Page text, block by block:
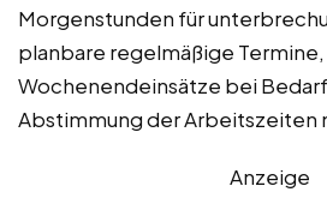
Morgenstunden für
planbare regelmäßige
Wochenendeinsätze bei
Abstimmung der Arbeitszeiten
Anzeige